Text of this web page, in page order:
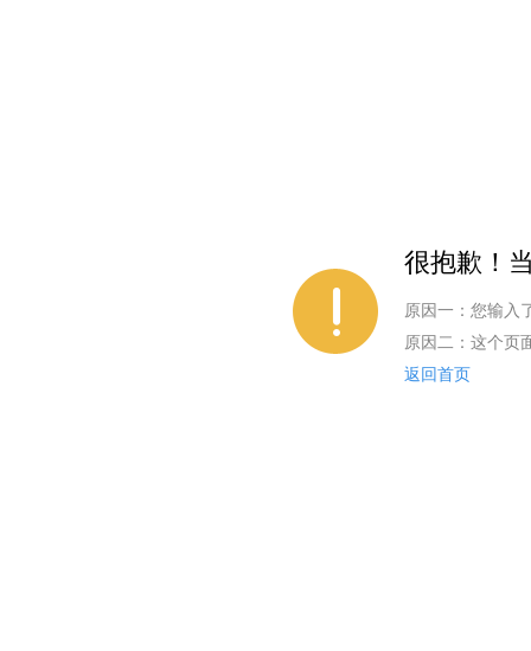
很抱歉！
原因一：您输入
原因二：这个页
返回首页